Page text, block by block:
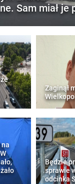
Sam miał je
Zaginął
na
Będzie
sprawie
odcinka